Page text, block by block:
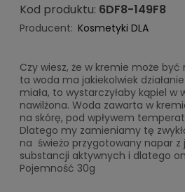
Kod produktu: 6DF8-149F8
Producent: Kosmetyki DLA
Czy wiesz, że w kremie może
ta woda ma jakiekolwiek
miała, to wystarczyłaby kąpiel w
nawilżona. Woda zawarta w
na skórę, pod wpływem
Dlatego my zamieniamy tę
na świeżo przygotowany napar z
substancji aktywnych i dlatego on
Pojemność 30g